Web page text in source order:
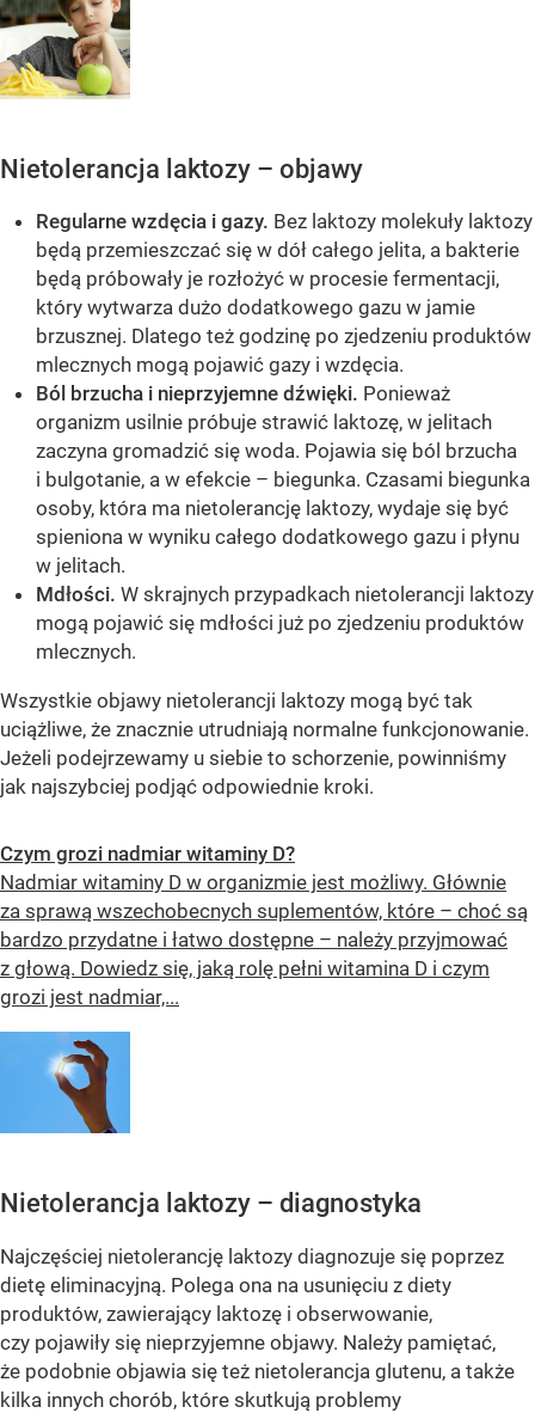
Nietolerancja laktozy – objawy
Regularne wzdęcia i gazy. Bez laktozy molekuły laktozy
będą przemieszczać się w dół całego jelita, a bakterie
będą próbowały je rozłożyć w procesie fermentacji,
który wytwarza dużo dodatkowego gazu w jamie
brzusznej. Dlatego też godzinę po zjedzeniu produktów
mlecznych mogą pojawić gazy i wzdęcia.
Ból brzucha i nieprzyjemne dźwięki. Ponieważ
organizm usilnie próbuje strawić laktozę, w jelitach
zaczyna gromadzić się woda. Pojawia się ból brzucha
i bulgotanie, a w efekcie – biegunka. Czasami biegunka
osoby, która ma nietolerancję laktozy, wydaje się być
spieniona w wyniku całego dodatkowego gazu i płynu
w jelitach.
Mdłości. W skrajnych przypadkach nietolerancji laktozy
mogą pojawić się mdłości już po zjedzeniu produktów
mlecznych.
Wszystkie objawy nietolerancji laktozy mogą być tak
uciążliwe, że znacznie utrudniają normalne funkcjonowanie.
Jeżeli podejrzewamy u siebie to schorzenie, powinniśmy
jak najszybciej podjąć odpowiednie kroki.
Czym grozi nadmiar witaminy D?
Nadmiar witaminy D w organizmie jest możliwy. Głównie
za sprawą wszechobecnych suplementów, które – choć są
bardzo przydatne i łatwo dostępne – należy przyjmować
z głową. Dowiedz się, jaką rolę pełni witamina D i czym
grozi jest nadmiar,...
Nietolerancja laktozy – diagnostyka
Najczęściej nietolerancję laktozy diagnozuje się poprzez
dietę eliminacyjną. Polega ona na usunięciu z diety
produktów, zawierający laktozę i obserwowanie,
czy pojawiły się nieprzyjemne objawy. Należy pamiętać,
że podobnie objawia się też nietolerancja glutenu, a także
kilka innych chorób, które skutkują problemy